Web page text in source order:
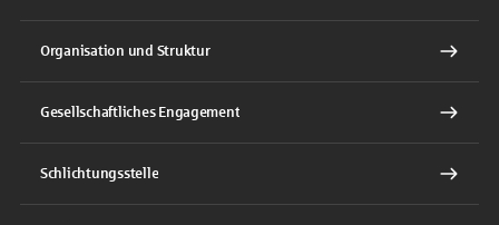
Organisation und Struktur
Gesellschaftliches Engagement
Schlichtungsstelle